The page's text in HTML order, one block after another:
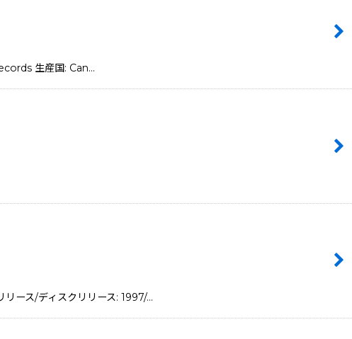
生産国: Can…
ース/ディスクリリース: 1997/…